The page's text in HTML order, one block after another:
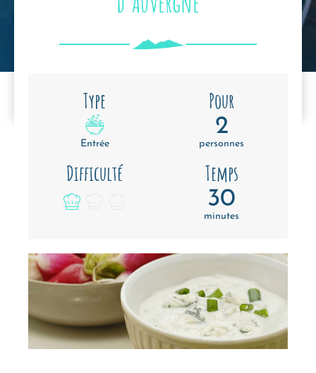
Type
Entrée
Pour
2
personnes
Difficulté Temps
30
minutes